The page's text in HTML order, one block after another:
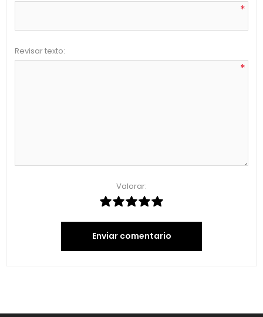
*
Revisar texto:
*
Valorar:
Enviar comentario